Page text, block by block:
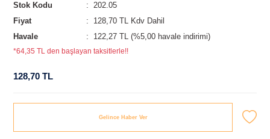
Stok Kodu
202.05
Fiyat
128,70 TL Kdv Dahil
Havale
122,27 TL (%5,00 havale indirimi)
*64,35 TL den başlayan taksitlerle!!
128,70 TL
Gelince Haber Ver